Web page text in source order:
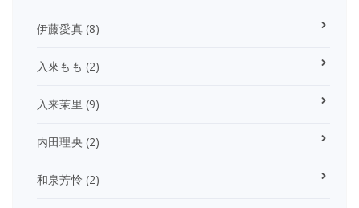
伊藤愛真(8)
入來もも (2)
入来茉里 (9)
内田理央 (2)
和泉芳怜 (2)